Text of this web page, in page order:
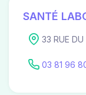
SANTÉ
33 RUE
03 81 96